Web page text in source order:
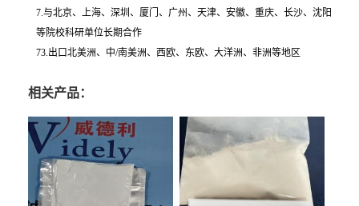
7.与北京、上海、深圳、厦门、广州、天津、安徽、重庆、长沙、沈阳
等院校科研单位长期合作
73.出口北美洲、中/南美洲、西欧、东欧、大洋洲、非洲等地区
相关产品：